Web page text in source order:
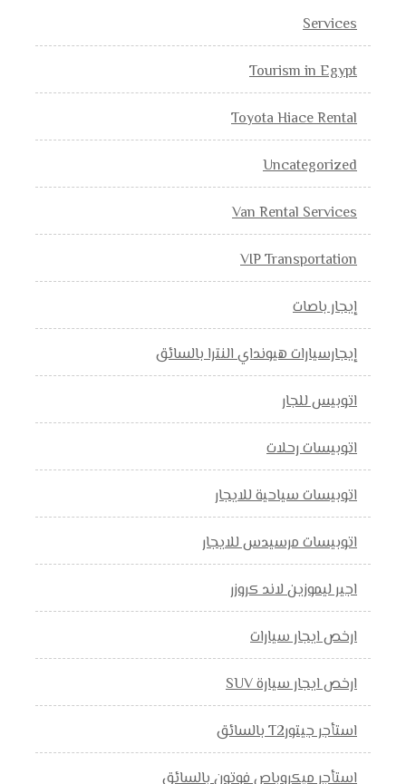
Services
Tourism in Egypt
Toyota Hiace Rental
Uncategorized
Van Rental Services
VIP Transportation
إيجار باصات
إيجارسيارات هيونداي النترا بالسائق
اتوبيس للجار
اتوبيسات رحلات
اتوبيسات سياحية للايجار
اتوبيسات مرسيدس للايجار
اجير ليموزين لاند كروزر
ارخص ايجار سيارات
ارخص ايجار سيارة SUV
استأجر جيتورT2 بالسائق
استأجر ميكروباص فوتون بالسائق